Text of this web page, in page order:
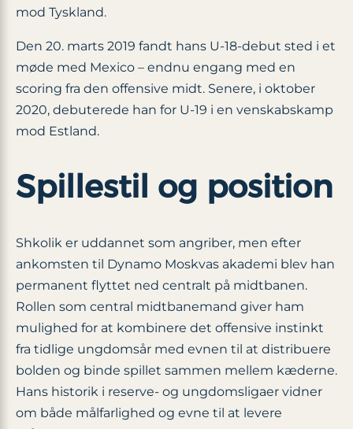
mod Tyskland.
Den 20. marts 2019 fandt hans U-18-debut sted i et
møde med Mexico – endnu engang med en
scoring fra den offensive midt. Senere, i oktober
2020, debuterede han for U-19 i en venskabskamp
mod Estland.
Spillestil og position
Shkolik er uddannet som angriber, men efter
ankomsten til Dynamo Moskvas akademi blev han
permanent flyttet ned centralt på midtbanen.
Rollen som central midtbanemand giver ham
mulighed for at kombinere det offensive instinkt
fra tidlige ungdomsår med evnen til at distribuere
bolden og binde spillet sammen mellem kæderne.
Hans historik i reserve- og ungdomsligaer vidner
om både målfarlighed og evne til at levere